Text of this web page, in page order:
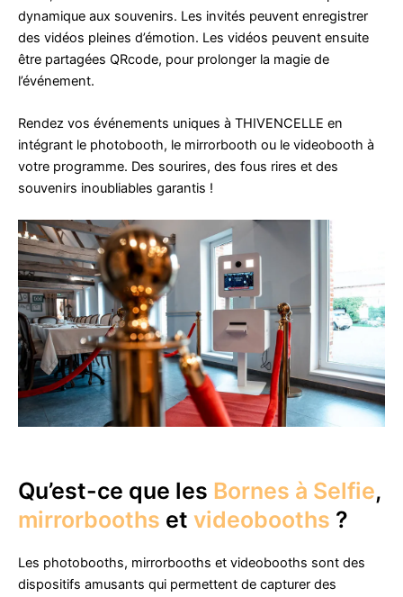
dynamique aux souvenirs. Les invités peuvent enregistrer
des vidéos pleines d’émotion. Les vidéos peuvent ensuite
être partagées QRcode, pour prolonger la magie de
l’événement.
Rendez vos événements uniques à THIVENCELLE en
intégrant le photobooth, le mirrorbooth ou le videobooth à
votre programme. Des sourires, des fous rires et des
souvenirs inoubliables garantis !
Qu’est-ce que les Bornes à Selfie,
mirrorbooths et videobooths ?
Les photobooths, mirrorbooths et videobooths sont des
dispositifs amusants qui permettent de capturer des